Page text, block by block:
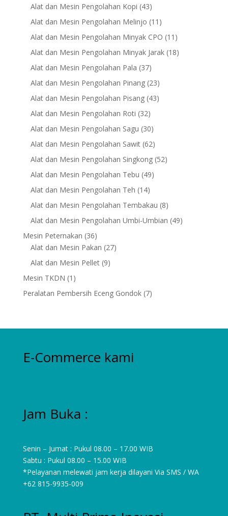
Alat dan Mesin Pengolahan Kopi 4343
products
Alat dan Mesin Pengolahan Melinjo 11 11
products
Alat dan Mesin Pengolahan Minyak CPO 11 11
products
Alat dan Mesin Pengolahan Minyak Jarak 1818
Alat dan Mesin Pengolahan Pala 3737
products
Alat dan Mesin Pengolahan Pinang 2323
products
Alat dan Mesin Pengolahan Pisang 4343
Alat dan Mesin Pengolahan Roti 3232
products
Alat dan Mesin Pengolahan Sagu 3030
products
Alat dan Mesin Pengolahan Sawit 6262
products
Alat dan Mesin Pengolahan Singkong 5252
Alat dan Mesin Pengolahan Tebu 4949
Alat dan Mesin Pengolahan Teh 1414
products
Alat dan Mesin Pengolahan Tembakau 88
products
Alat dan Mesin Pengolahan Umbi-Umbian 4949
Mesin Peternakan 3636
products
Alat dan Mesin Pakan 2727
Alat dan Mesin Pellet 99
Mesin TKDN 1 1
product
Peralatan Pembersih Eceng Gondok 77
E-Commerce kami
Jam Buka :
Senin – Jumat : Pukul 08.00 – 17.00 WIB
Sabtu : Pukul 08.00 – 15.00 WIB
*Pelayanan melewati jam kerja dilayani Via SMS / WA
+62 815-9935-009